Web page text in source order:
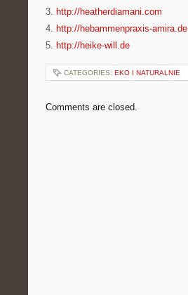
3. http://heatherdiamani.com
4. http://hebammenpraxis-amira.de
5. http://heike-will.de
CATEGORIES: EKO I NATURALNIE
Comments are closed.